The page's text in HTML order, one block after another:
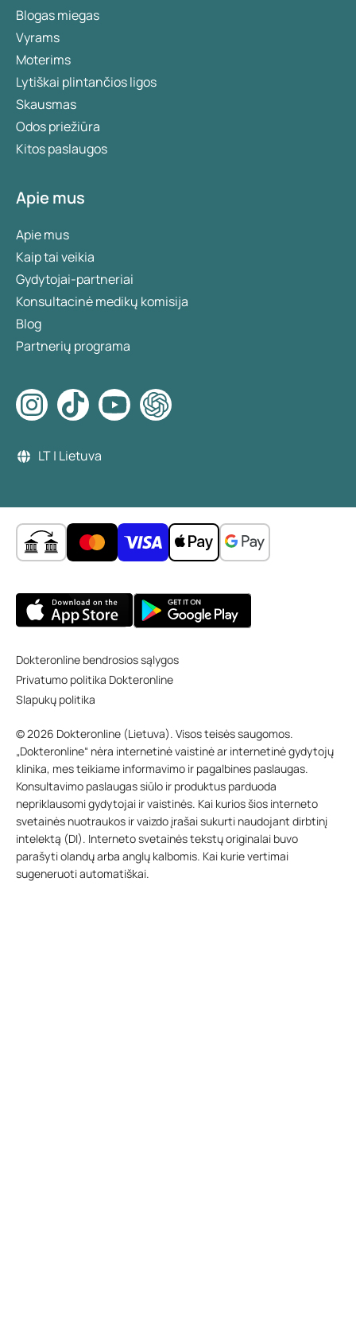
Blogas miegas
Vyrams
Moterims
Lytiškai plintančios ligos
Skausmas
Odos priežiūra
Kitos paslaugos
Apie mus
Apie mus
Kaip tai veikia
Gydytojai-partneriai
Konsultacinė medikų komisija
Blog
Partnerių programa
LT | Lietuva
Dokteronline bendrosios sąlygos
Privatumo politika Dokteronline
Slapukų politika
© 2026 Dokteronline (Lietuva). Visos teisės saugomos.
„Dokteronline“ nėra internetinė vaistinė ar internetinė gydytojų
klinika, mes teikiame informavimo ir pagalbines paslaugas.
Konsultavimo paslaugas siūlo ir produktus parduoda
nepriklausomi gydytojai ir vaistinės. Kai kurios šios interneto
svetainės nuotraukos ir vaizdo įrašai sukurti naudojant dirbtinį
intelektą (DI). Interneto svetainės tekstų originalai buvo
parašyti olandų arba anglų kalbomis. Kai kurie vertimai
sugeneruoti automatiškai.